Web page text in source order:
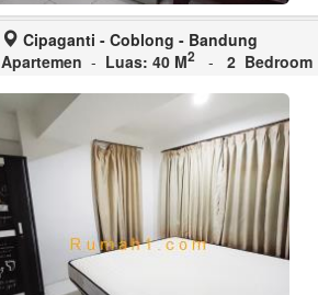
Cipaganti - Coblong - Bandung
Apartemen - Luas: 40 M2 - 2 Bedroom